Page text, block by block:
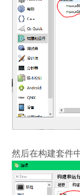
然后在构建套件